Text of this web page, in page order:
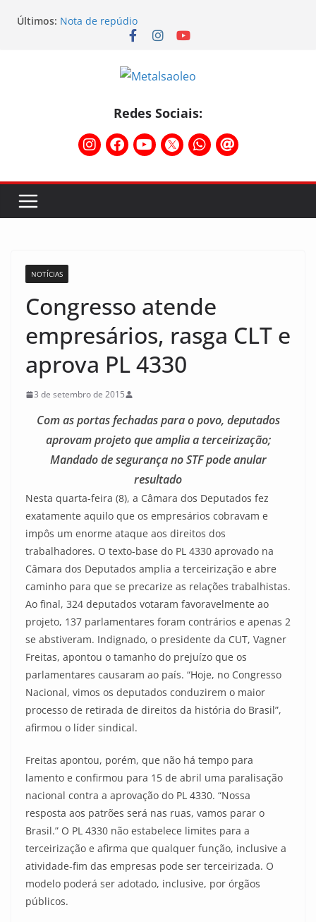
Últimos: salarial e mostra a força da categoria que exige
Conselho Diretivo da CNM/CUT debate indústria e
mobilização dos metalúrgicos
Assembleia na Taurus – Campanha salarial
Redes Sociais:
NOTÍCIAS
Congresso atende
empresários, rasga CLT e
aprova PL 4330
3 de setembro de 2015
Com as portas fechadas para o povo, deputados
aprovam projeto que amplia a terceirização;
Mandado de segurança no STF pode anular
resultado
Nesta quarta-feira (8), a Câmara dos Deputados fez
exatamente aquilo que os empresários cobravam e
impôs um enorme ataque aos direitos dos
trabalhadores. O texto-base do PL 4330 aprovado na
Câmara dos Deputados amplia a terceirização e abre
caminho para que se precarize as relações trabalhistas.
Ao final, 324 deputados votaram favoravelmente ao
projeto, 137 parlamentares foram contrários e apenas 2
se abstiveram. Indignado, o presidente da CUT, Vagner
Freitas, apontou o tamanho do prejuízo que os
parlamentares causaram ao país. “Hoje, no Congresso
Nacional, vimos os deputados conduzirem o maior
processo de retirada de direitos da história do Brasil”,
afirmou o líder sindical.
Freitas apontou, porém, que não há tempo para
lamento e confirmou para 15 de abril uma paralisação
nacional contra a aprovação do PL 4330. “Nossa
resposta aos patrões será nas ruas, vamos parar o
Brasil.” O PL 4330 não estabelece limites para a
terceirização e afirma que qualquer função, inclusive a
atividade-fim das empresas pode ser terceirizada. O
modelo poderá ser adotado, inclusive, por órgãos
públicos.